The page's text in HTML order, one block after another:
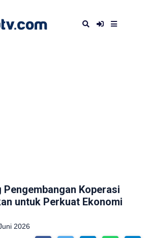
Koperasi
untuk Perkuat Ekonomi
2026